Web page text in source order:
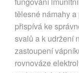
tělesné námahy
přispívá ke
svalů a k udržení
zastoupení
rovnováze